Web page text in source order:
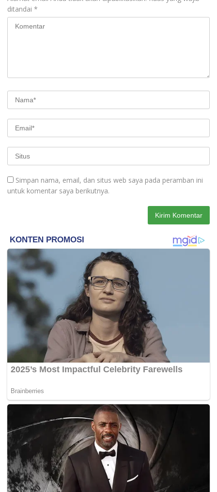
ditandai *
Simpan nama, email, dan situs web saya pada peramban ini
untuk komentar saya berikutnya.